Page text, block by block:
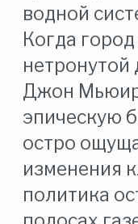
водной
Когда
нетронутой
Джон Мьюир
эпическую
остро
изменения
политика